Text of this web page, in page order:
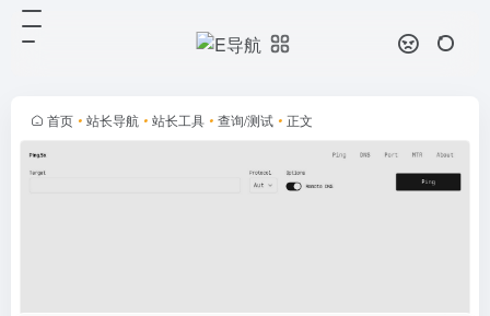
首页 • 站长导航 • 站长工具 • 查询/测试 • 正文